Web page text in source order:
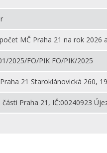
MČ Praha 21 na rok
2025/FO/PIK FO/PIK/2025
21 Staroklánovická 260,
Praha 21, IČ:00240923